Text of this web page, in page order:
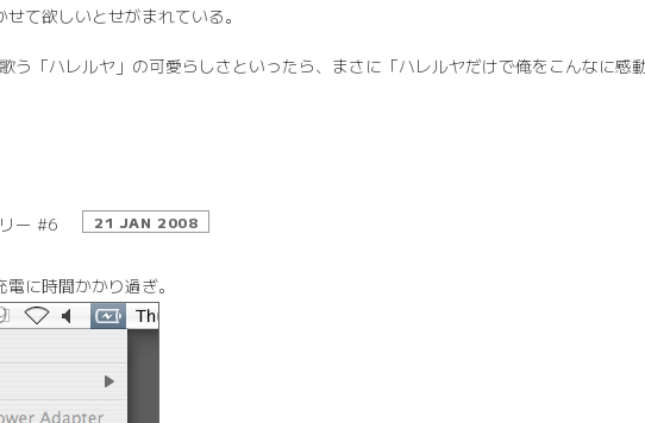
て欲しいとせがまれている。
う「ハレルヤ」の可愛らしさといったら、まさに「ハレルヤだけで俺をこんなに感
ー #6 21 JAN 2008
電に時間かかり過ぎ。